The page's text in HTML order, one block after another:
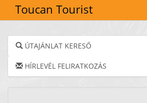
Toucan Tourist
ÚTAJÁNLAT KERESŐ
HÍRLEVÉL FELIRATKOZÁS